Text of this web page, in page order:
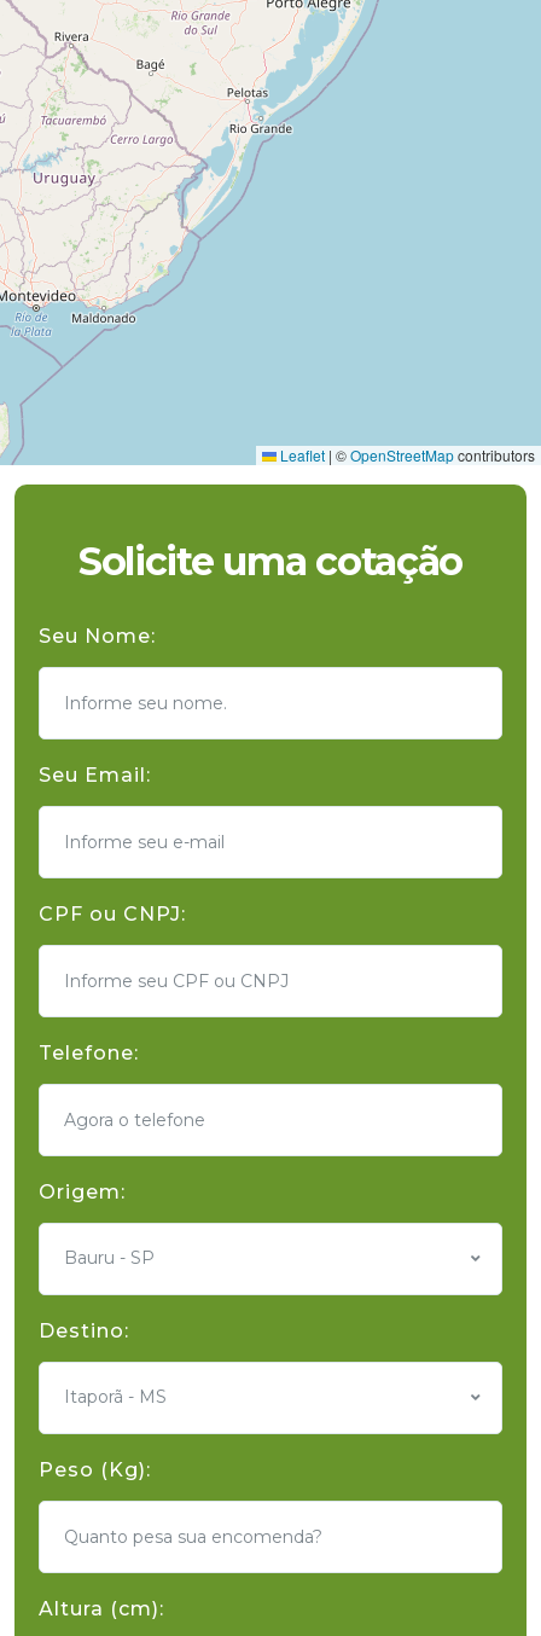
Leaflet | ©OpenStreetMapcontributors
Solicite uma cotação
Seu Nome:
Seu Email:
CPF ou CNPJ:
Telefone:
Origem:
Bauru - SP
Destino:
Itaporã - MS
Peso (Kg):
Altura (cm):